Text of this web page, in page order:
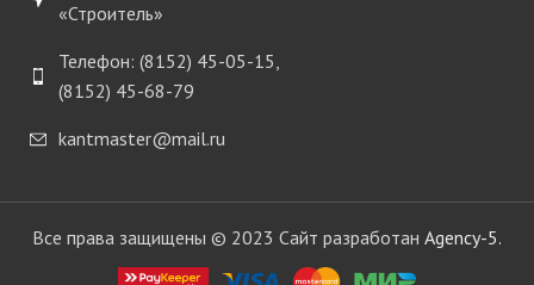
«Строитель»
Телефон: (8152) 45-05-15,
(8152) 45-68-79
kantmaster@mail.ru
Все права защищены © 2023 Сайт разработан Agency-5.